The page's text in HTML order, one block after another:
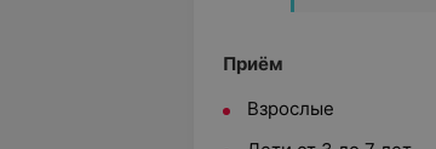
Приём
Взрослые